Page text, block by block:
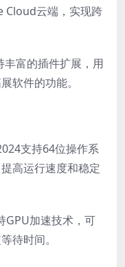
Cloud云端，实现跨
富的插件扩展，用
软件的功能。
支持64位操作系
高运行速度和稳定
加速技术，可
待时间。